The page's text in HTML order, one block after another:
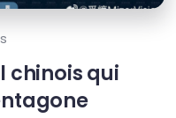
chinois qui